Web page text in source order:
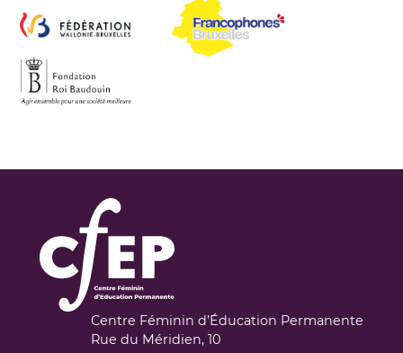
Centre Féminin d’Éducation Permanente
Rue du Méridien, 10